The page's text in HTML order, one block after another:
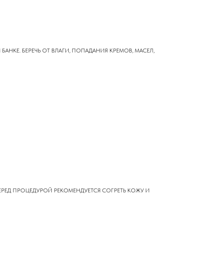
БЕРЕЧЬ ОТ ВЛАГИ, ПОПАДАНИЯ КРЕМОВ, МАСЕЛ,
ПРОЦЕДУРОЙ РЕКОМЕНДУЕТСЯ СОГРЕТЬ КОЖУ И